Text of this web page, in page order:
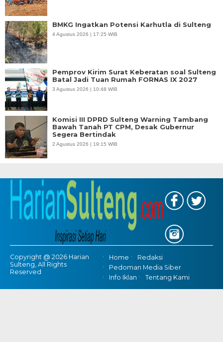
BMKG Ingatkan Potensi Karhutla di Sulteng
4 Agustus 2026 | 17:25 WIB
Pemprov Kirim Surat Keberatan soal Sulteng
Batal Jadi Tuan Rumah FORNAS IX 2027
3 Agustus 2026 | 10:48 WIB
Komisi III DPRD Sulteng Warning Tambang
Bawah Tanah PT CPM, Desak Gubernur
Segera Bertindak
2 Agustus 2026 | 19:15 WIB
Copyright @ 2026 Harian
Sulteng, All Rights
Reserved
Home
Redaksi
Pedoman Media Siber
Info Iklan
Tentang Kami